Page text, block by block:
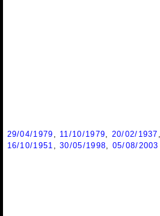
29/04/1979 11/10/1979 20/02/1937
16/10/1951
,30/05/1998
05/08/2003